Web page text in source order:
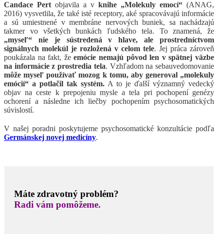
Candace Pert objavila a v knihe „Molekuly emocí“ (ANAG,
2016) vysvetlila, že také isté receptory, aké spracovávajú informácie
a sú umiestnené v membráne nervových buniek, sa nachádzajú
takmer vo všetkých bunkách ľudského tela. To znamená, že
„myseľ“ nie je sústredená v hlave, ale prostredníctvom
signálnych molekúl je rozložená v celom tele. Jej práca zároveň
poukázala na fakt, žeemócie nemajú pôvod len v spätnej väzbe
na informácie z prostredia tela. Vzhľadom na sebauvedomovanie
môže myseľ používať mozog k tomu, aby generoval „molekuly
emócií“ a potlačil tak systém. A to je ďalší významný vedecký
objav na ceste k prepojeniu mysle a tela pri pochopení genézy
ochorení a následne ich liečby pochopením psychosomatických
súvislostí.
V našej poradni poskytujeme psychosomatické konzultácie podľa
Germánskej novej medicíny.
Máte zdravotný problém?
Radi vám pomôžeme.